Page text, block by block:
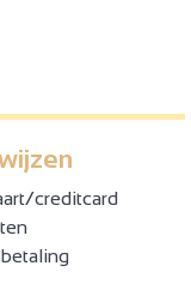
creditcard